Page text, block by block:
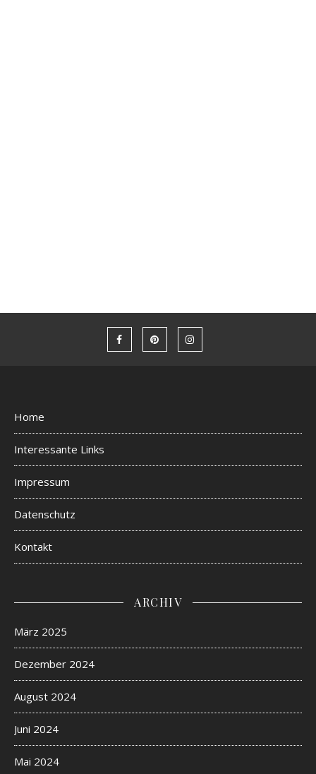
Home
Interessante Links
Impressum
Datenschutz
Kontakt
ARCHIV
März 2025
Dezember 2024
August 2024
Juni 2024
Mai 2024